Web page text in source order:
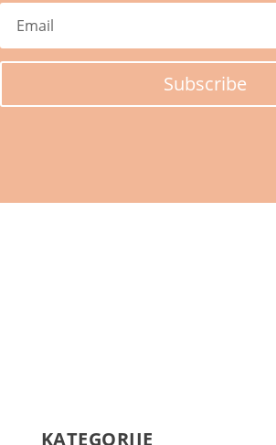
Subscribe
KATEGORIJE